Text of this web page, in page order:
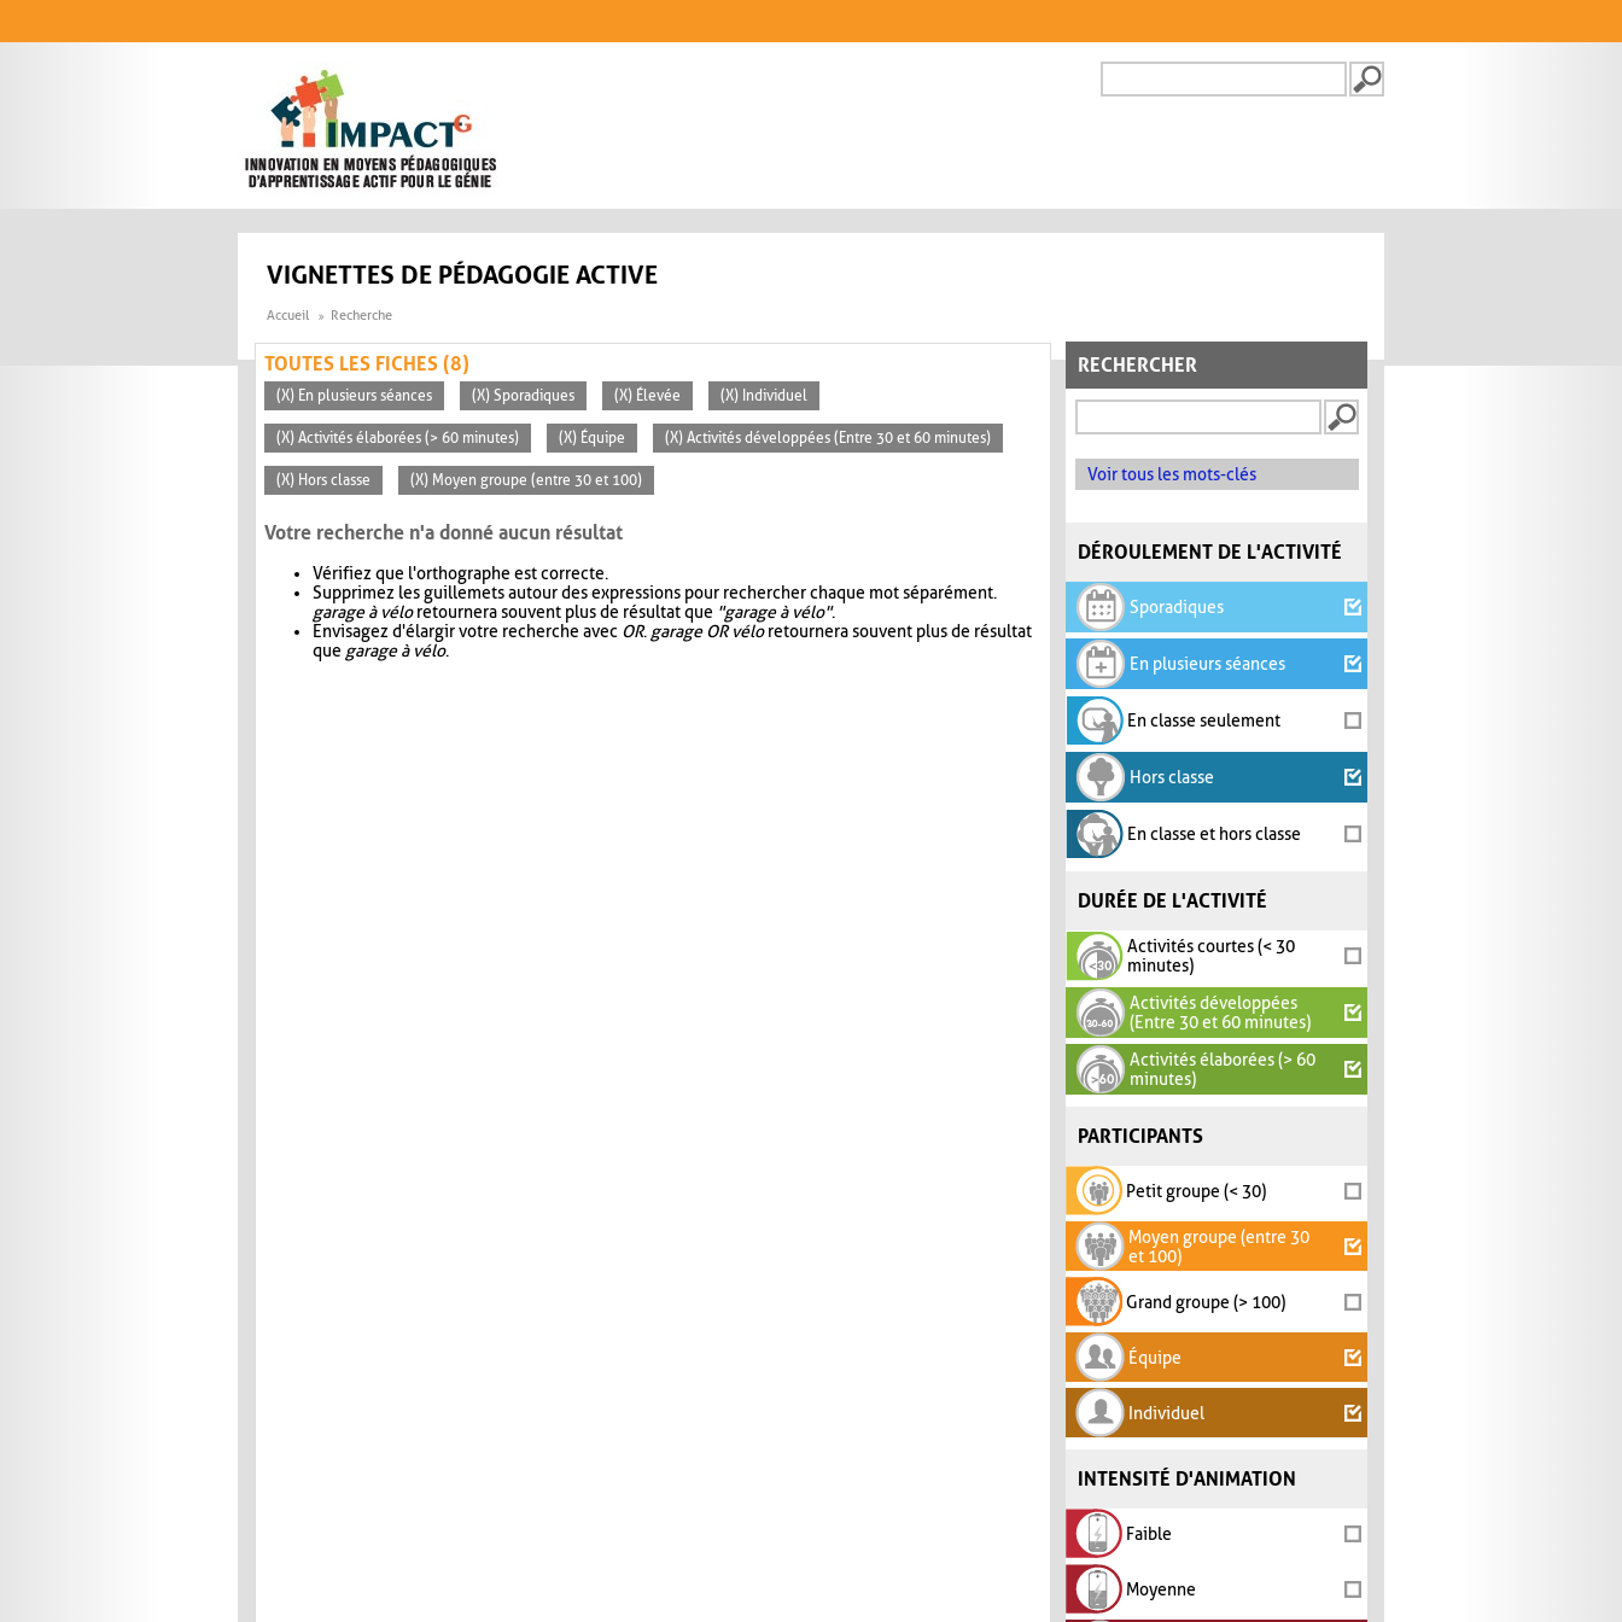
FORMULAIRE DE
VIGNETTES DE PÉDAGOGIE ACTIVE
Accueil Recherche
RECHERCHER
Voir tous les mots-clés
DÉROULEMENT DE L'ACTIVITÉ
Sporadiques
En plusieurs séances
En classe seulement
Hors classe
En classe et hors classe
DURÉE DE L'ACTIVITÉ
Activités courtes (< 30
minutes)
Activités développées
(Entre 30 et 60 minutes)
Activités élaborées (> 60
minutes)
PARTICIPANTS
Petit groupe (< 30)
Moyen groupe (entre 30
et 100)
Grand groupe (> 100)
Équipe
Individuel
INTENSITÉ D'ANIMATION
Faible
Moyenne
TOUTES LES FICHES (8)
(X) En plusieurs séances (X) Sporadiques (X) Élevée (X) Individuel
(X) Activités élaborées (> 60 minutes) (X) Équipe (X) Activités développées (Entre 30 et 60 minutes)
(X) Hors classe (X) Moyen groupe (entre 30 et 100)
Votre recherche n'a donné aucun résultat
Vérifiez que l'orthographe est correcte.
Supprimez les guillemets autour des expressions pour rechercher chaque mot séparément.
garage à véloretournera souvent plus de résultat que "garage à vélo".
Envisagez d'élargir votre recherche avec OR. garage OR véloretournera souvent plus de résultat
que garage à vélo.